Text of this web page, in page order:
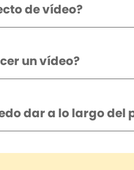
de vídeo?
un vídeo?
dar a lo largo del